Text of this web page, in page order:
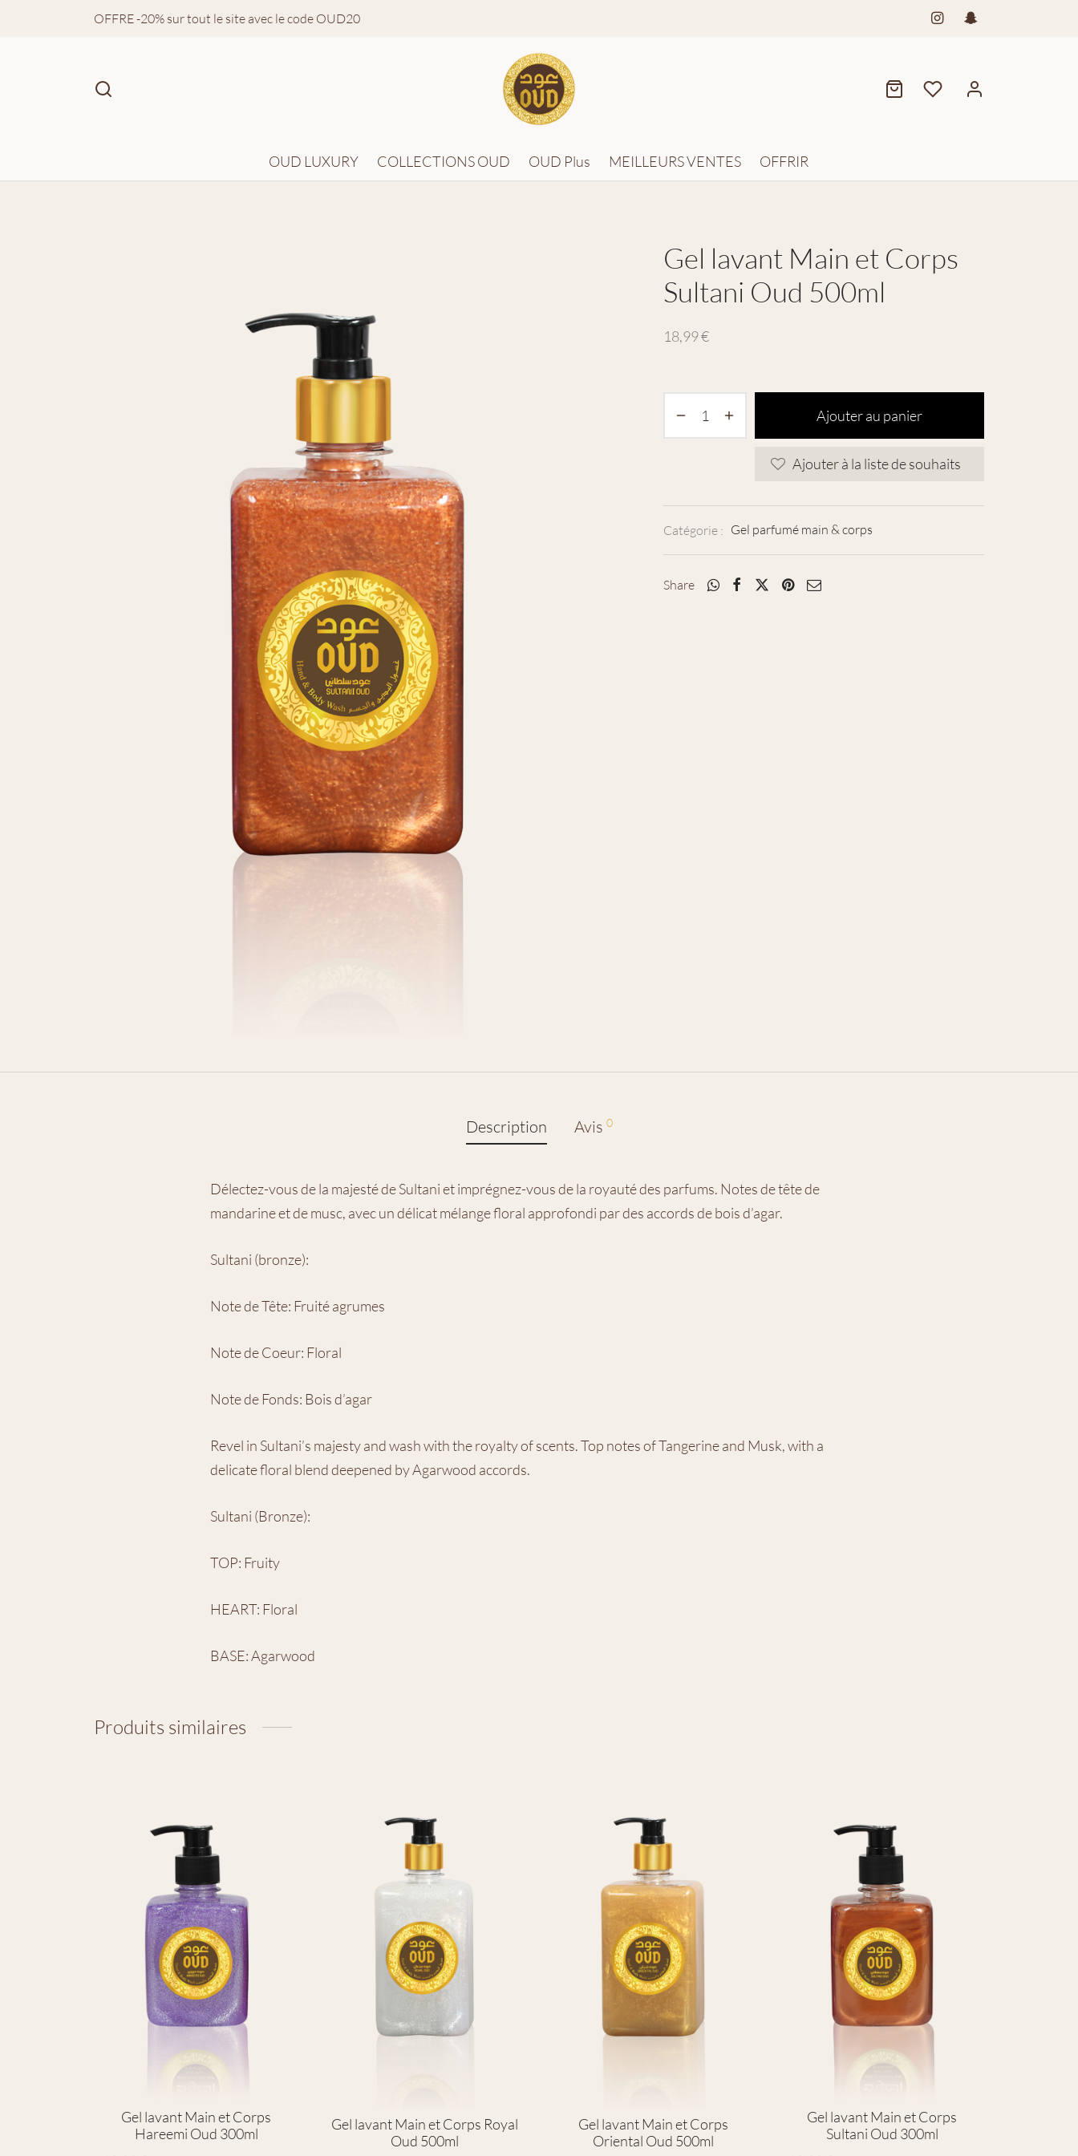
OFFRE -20% sur tout le site avec le code OUD20
OUD LUXURY COLLECTIONS OUD OUD Plus MEILLEURS VENTES OFFRIR
Gel lavant Main et Corps
Sultani Oud 500ml
18,99€
Ajouter au panier
Ajouter à la liste de souhaits
Catégorie : Gel parfumé main & corps
Share
Description Avis 0
Délectez-vous de la majesté de Sultani et imprégnez-vous de la royauté des parfums. Notes de tête de
mandarine et de musc, avec un délicat mélange floral approfondi par des accords de bois d’agar.
Sultani (bronze):
Note de Tête: Fruité agrumes
Note de Coeur: Floral
Note de Fonds: Bois d’agar
Revel in Sultani’s majesty and wash with the royalty of scents. Top notes of Tangerine and Musk, with a
delicate floral blend deepened by Agarwood accords.
Sultani (Bronze):
TOP: Fruity
HEART: Floral
BASE: Agarwood
Produits similaires
Gel lavant Main et Corps
Hareemi Oud 300ml
Gel lavant Main et Corps Royal
Oud 500ml
Gel lavant Main et Corps
Oriental Oud 500ml
Gel lavant Main et Corps
Sultani Oud 300ml